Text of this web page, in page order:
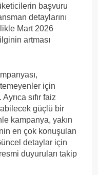
başvuru
detaylarını
Mart 2026
artması
için
sıfır faiz
güçlü bir
kampanya, yakın
en çok konuşulan
detaylar için
duyuruları takip